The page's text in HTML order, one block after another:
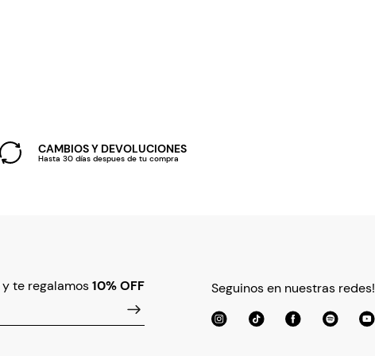
CAMBIOS Y DEVOLUCIONES
Hasta 30 días despues de tu compra
y te regalamos10% OFF Seguinos en nuestras redes!